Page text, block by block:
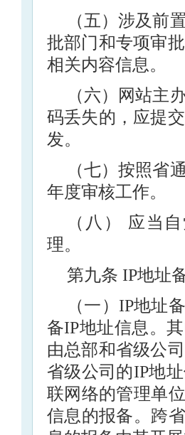
（五）涉及前
批部门和专项审
相关内容信息。
（六）网站主
码丢失的，应提
发。
（七）按照省
年度审核工作。
（八） 应当
理。
第九条 IP地址
（一）IP地址
备IP地址信息。
由总部和省级公
省级公司的IP地
联网络的管理单
信息的报备。跨